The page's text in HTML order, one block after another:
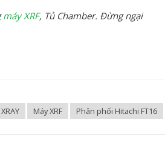
máy XRF, Tủ Chamber. Đừng ngại
Máy XRF
Phân phối Hitachi FT16